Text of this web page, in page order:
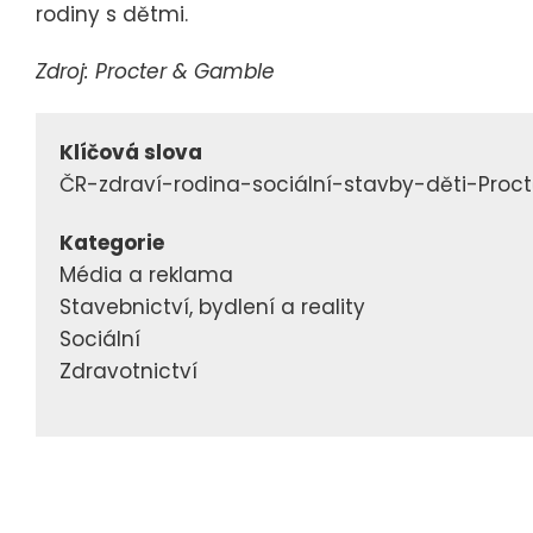
rodiny s dětmi.
Zdroj: Procter & Gamble
Klíčová slova
ČR-zdraví-rodina-sociální-stavby-děti-
Kategorie
Média a reklama
Stavebnictví, bydlení a reality
Sociální
Zdravotnictví